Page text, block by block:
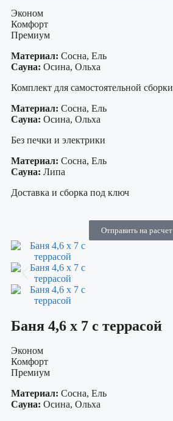
Эконом
Комфорт
Премиум
Материал: Сосна, Ель
Сауна: Осина, Ольха
Комплект для самостоятельной сборки
Материал: Сосна, Ель
Сауна: Осина, Ольха
Без печки и электрики
Материал: Сосна, Ель
Сауна: Липа
Доставка и сборка под ключ
Отправить на расчет
Баня 4,6 х 7 с террасой
Эконом
Комфорт
Премиум
Материал: Сосна, Ель
Сауна: Осина, Ольха